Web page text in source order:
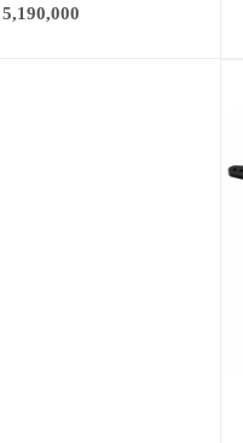
5,190,000